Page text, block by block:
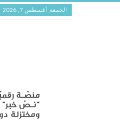
الجمعة, أغسطس 7, 2026